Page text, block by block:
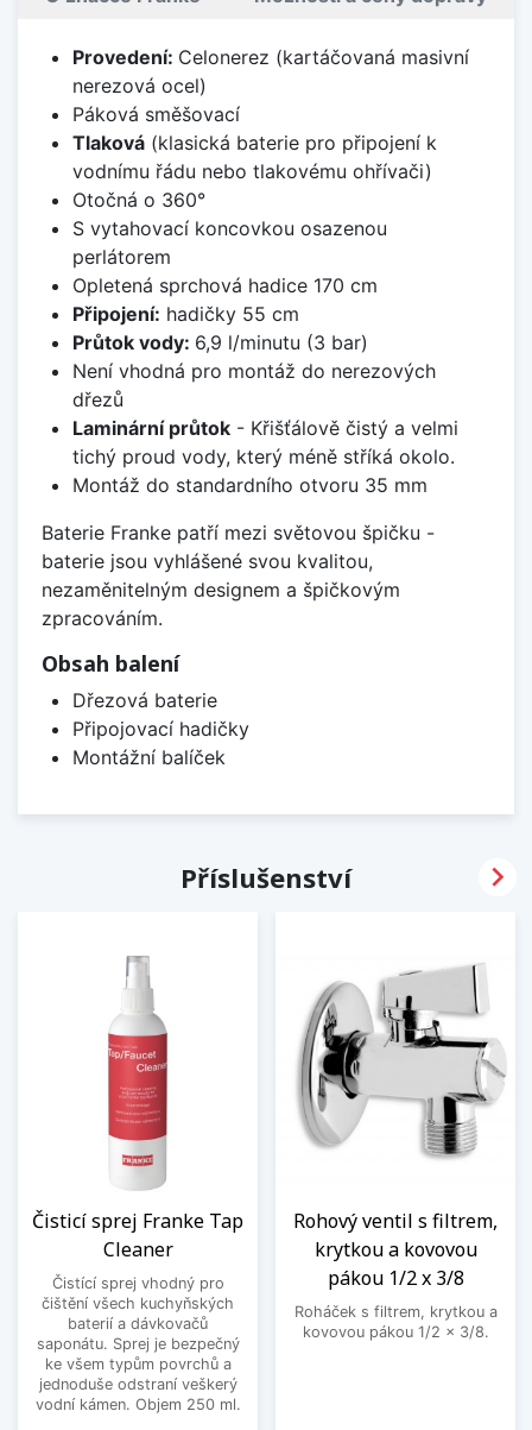
Provedení: Celonerez (kartáčovaná masivní
nerezová ocel)
Páková směšovací
Tlaková(klasická baterie pro připojení k
vodnímu řádu nebo tlakovému ohřívači)
Otočná o 360°
S vytahovací koncovkou osazenou
perlátorem
Opletená sprchová hadice 170 cm
Připojení: hadičky 55 cm
Průtok vody: 6,9 l/minutu (3 bar)
Není vhodná pro montáž do nerezových
dřezů
Laminární průtok- Křišťálově čistý a velmi
tichý proud vody, který méně stříká okolo.
Montáž do standardního otvoru 35 mm
Baterie Franke patří mezi světovou špičku -
baterie jsou vyhlášené svou kvalitou,
nezaměnitelným designem a špičkovým
zpracováním.
Obsah balení
Dřezová baterie
Připojovací hadičky
Montážní balíček
Příslušenství
Čisticí sprej Franke Tap
Cleaner
Čistící sprej vhodný pro
čištění všech kuchyňských
baterií a dávkovačů
saponátu. Sprej je bezpečný
ke všem typům povrchů a
jednoduše odstraní veškerý
vodní kámen. Objem 250 ml.
Rohový ventil s filtrem,
krytkou a kovovou
pákou 1/2 x 3/8
Roháček s filtrem, krytkou a
kovovou pákou 1/2 x 3/8.
